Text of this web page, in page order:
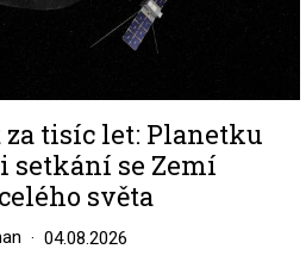
tisíc let: Planetku
setkání se Zemí
světa
04.08.2026